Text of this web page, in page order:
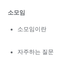
소모임
소모임이란
자주하는 질문